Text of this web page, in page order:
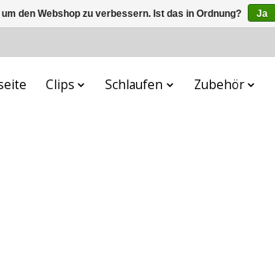
Clips Schlaufen Zubehör
den Webshop zu verbessern. Ist das in Ordnung? Ja